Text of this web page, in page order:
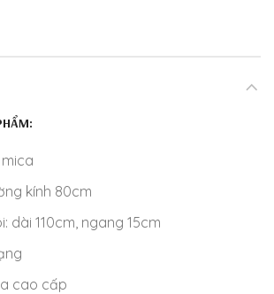
kính 80cm
dài 110cm, ngang 15cm
cao cấp